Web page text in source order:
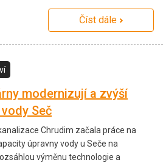
Číst dále
modernizují a zvýší
Seč
Chrudim začala práce na
úpravny vody u Seče na
výměnu technologie a